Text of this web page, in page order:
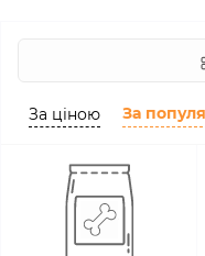
За ціною За